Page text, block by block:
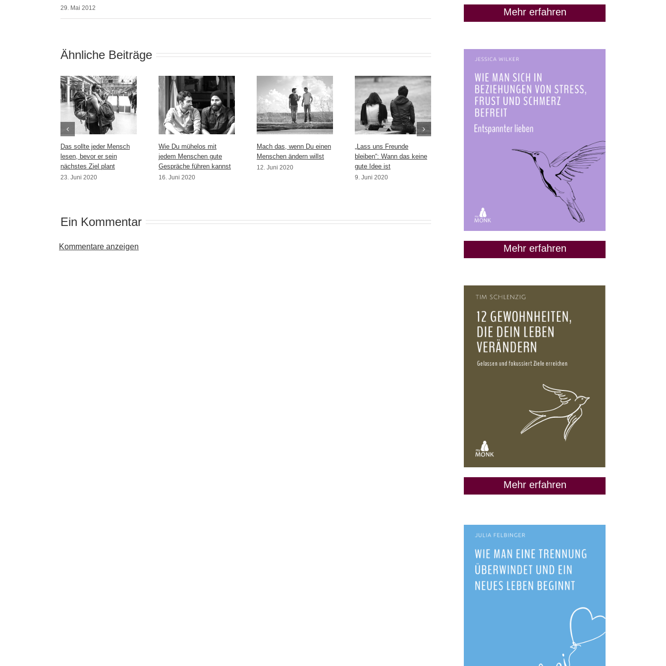
29. Mai 2012
Ähnliche Beiträge
Das sollte jeder Mensch
lesen, bevor er sein
nächstes Ziel plant
23. Juni 2020
Wie Du mühelos mit
jedem Menschen gute
Gespräche führen kannst
16. Juni 2020
Mach das, wenn Du einen
Menschen ändern willst
12. Juni 2020
„Lass uns Freunde
bleiben“: Wann das keine
gute Idee ist
9. Juni 2020
Ein Kommentar
Kommentare anzeigen
Mehr erfahren
Mehr erfahren
Mehr erfahren